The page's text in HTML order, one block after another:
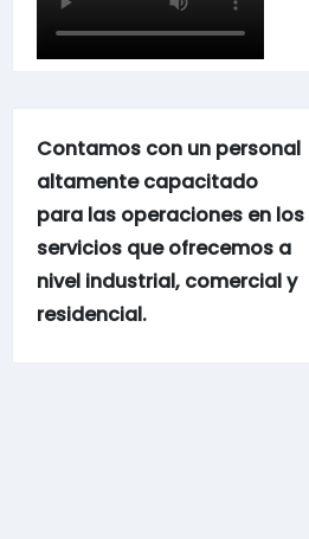
Contamos con un personal
altamente capacitado
para las operaciones en los
servicios que ofrecemos a
nivel industrial, comercial y
residencial.